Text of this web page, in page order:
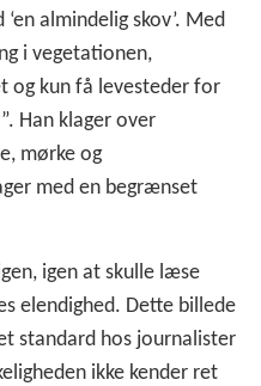
almindelig skov’. Med
i vegetationen,
og kun få levesteder for
Han klager over
mørke og
med en begrænset
igen at skulle læse
elendighed. Dette billede
standard hos journalister
ikke kender ret